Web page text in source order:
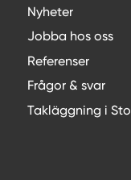
Nyheter
Jobba hos oss
Referenser
Frågor & svar
Takläggning i